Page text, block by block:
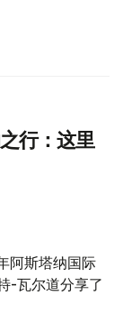
行：这里
阿斯塔纳国际
-瓦尔道分享了